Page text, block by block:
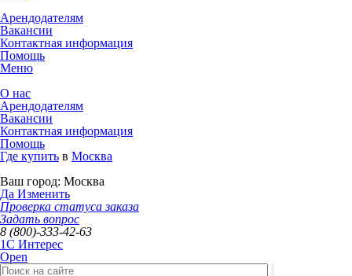
Арендодателям
Вакансии
Контактная информация
Помощь
Меню
О нас
Арендодателям
Вакансии
Контактная информация
Помощь
Где купить в Москва
Ваш город: Москва
Да Изменить
Проверка статуса заказа
Задать вопрос
8 (800)-333-42-63
1C Интерес
Open